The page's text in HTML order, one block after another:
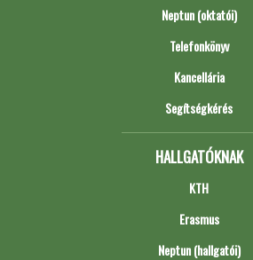
Neptun (oktatói)
Telefonkönyv
Kancellária
Segítségkérés
HALLGATÓKNAK
KTH
Erasmus
Neptun (hallgatói)